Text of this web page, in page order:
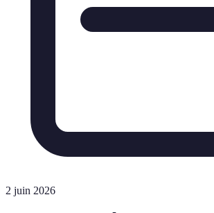
2 juin 2026